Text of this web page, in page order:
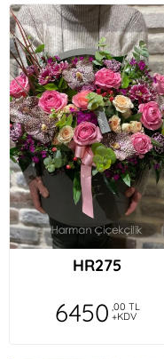
HR275
6450 ,00 TL
+KDV